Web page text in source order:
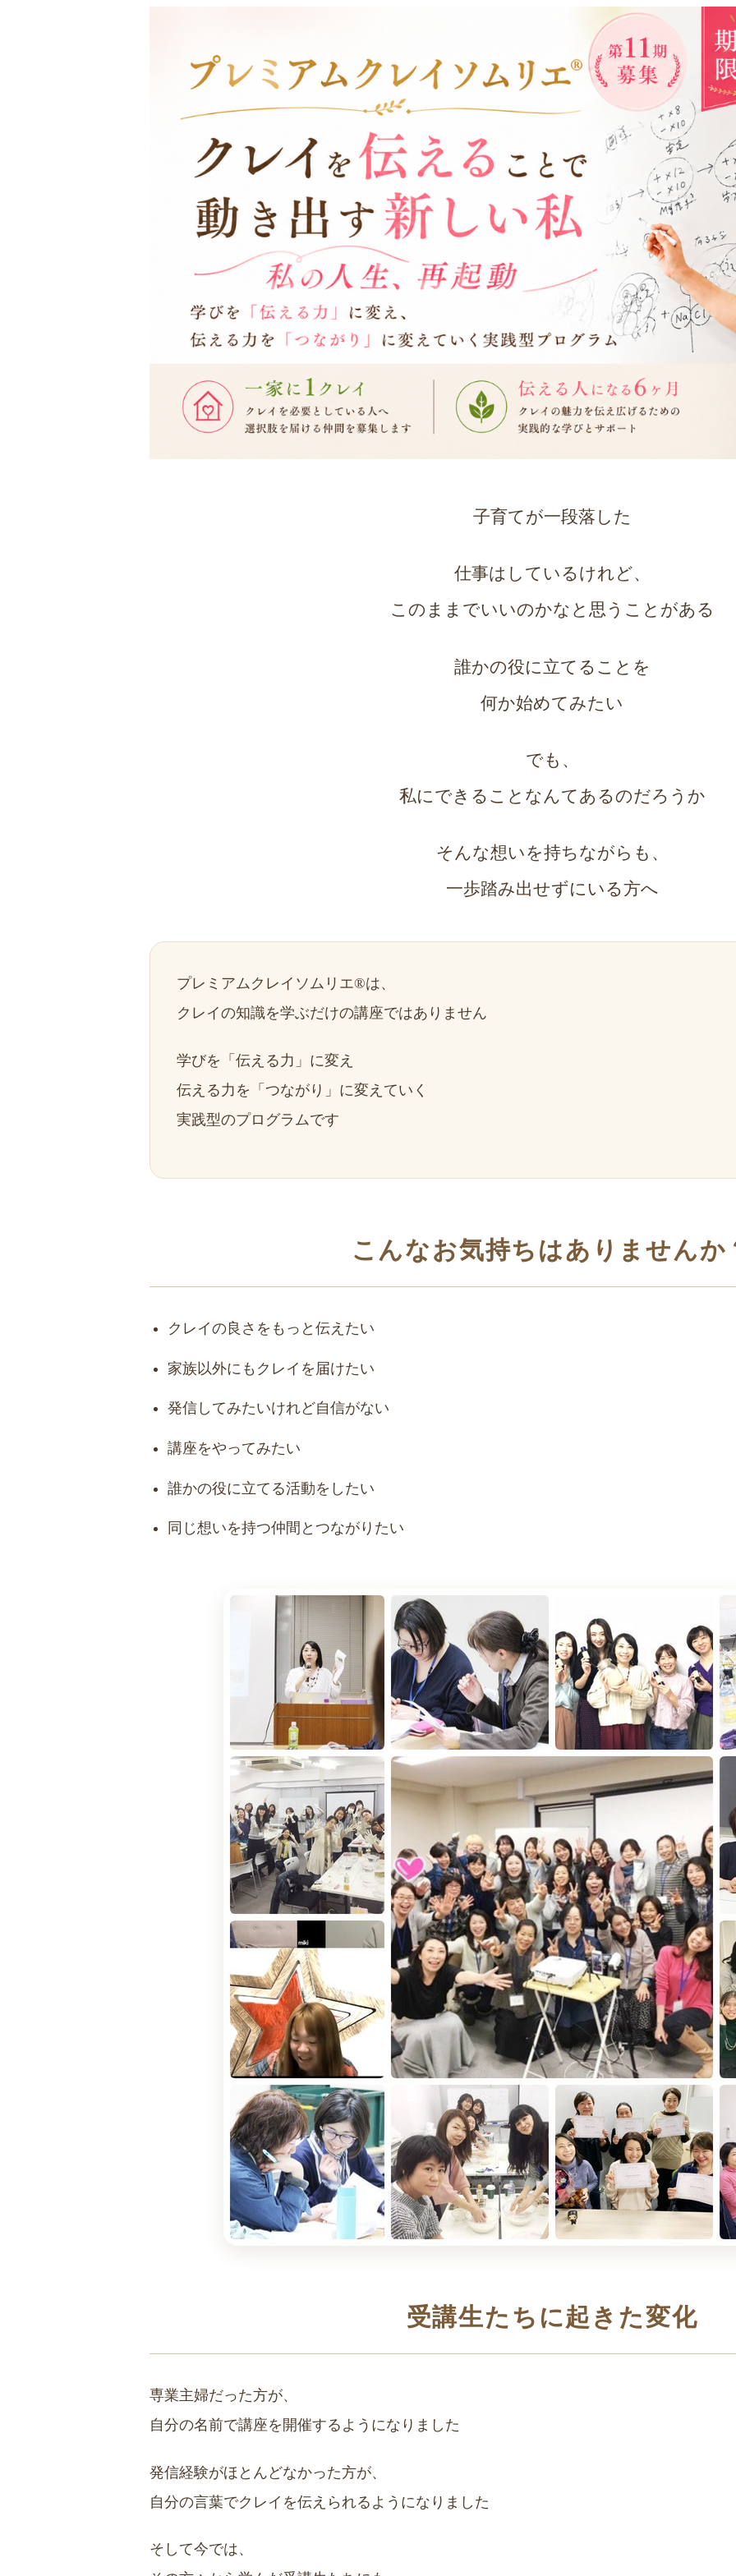
子育てが一段落した
仕事はしているけれど、
このままでいいのかなと思うことがある
誰かの役に立てることを
何か始めてみたい
でも、
私にできることなんてあるのだろうか
そんな想いを持ちながらも、
一歩踏み出せずにいる方へ
プレミアムクレイソムリエ®は、
クレイの知識を学ぶだけの講座ではありません
学びを「伝える力」に変え
伝える力を「つながり」に変えていく
実践型のプログラムです
こんなお気持ちはありませんか
クレイの良さをもっと伝えたい
家族以外にもクレイを届けたい
発信してみたいけれど自信がない
講座をやってみたい
誰かの役に立てる活動をしたい
同じ想いを持つ仲間とつながりたい
受講生たちに起きた変化
専業主婦だった方が、
自分の名前で講座を開催するようになりました
発信経験がほとんどなかった方が、
自分の言葉でクレイを伝えられるようになりました
そして今では、